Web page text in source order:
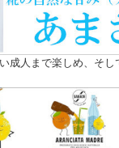
成人まで楽しめ、そ